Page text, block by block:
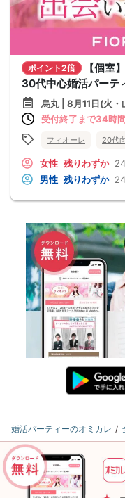
ポイント2倍
【個室
30代中心婚活パーテ
烏丸 | 8月11日(火
受付終了まで34時
フィオーレ 20代
女性 残りわずか
男性 残りわずか
婚活パーティーのオミカレ